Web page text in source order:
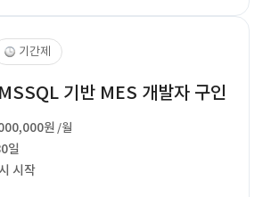
기간제
기반 MES 개발자 구인
원 /월
일
시작